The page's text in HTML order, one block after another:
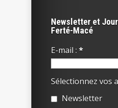
Newsletter et
Ferté-Macé
E-mail : *
Sélectionnez vos
Newsletter